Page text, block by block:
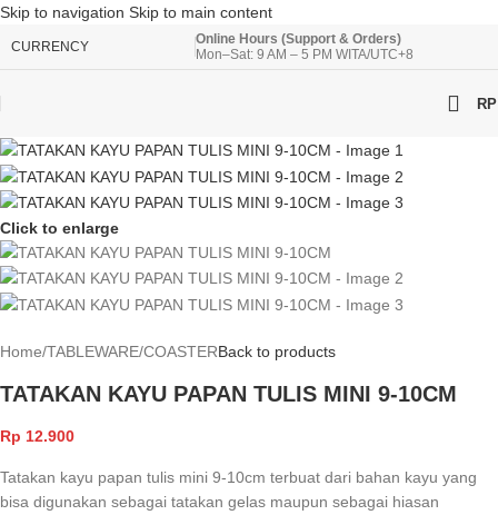
Skip to navigation Skip to main content
CURRENCY
Online Hours (Support & Orders)
Mon–Sat: 9 AM – 5 PM WITA/UTC+8
RP
Click to enlarge
Home/TABLEWARE/COASTERBack to products
TATAKAN KAYU PAPAN TULIS MINI 9-10CM
Rp 12.900
Tatakan kayu papan tulis mini 9-10cm terbuat dari bahan kayu yang
bisa digunakan sebagai tatakan gelas maupun sebagai hiasan